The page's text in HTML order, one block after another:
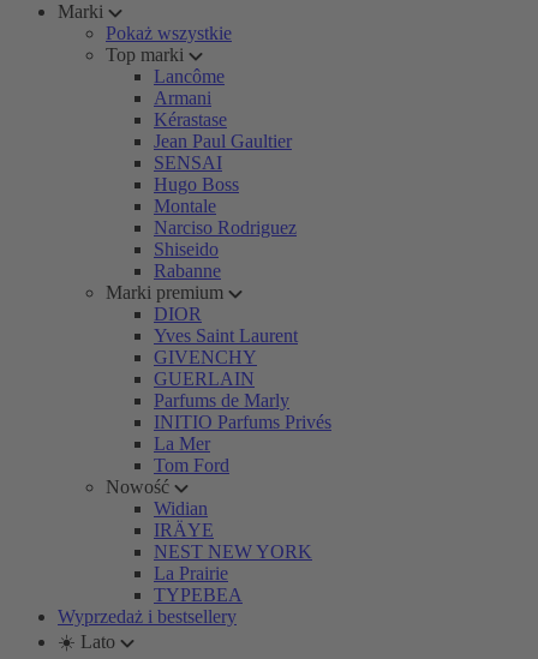
Marki
Pokaż wszystkie
Top marki
Lancôme
Armani
Kérastase
Jean Paul Gaultier
SENSAI
Hugo Boss
Montale
Narciso Rodriguez
Shiseido
Rabanne
Marki premium
DIOR
Yves Saint Laurent
GIVENCHY
GUERLAIN
Parfums de Marly
INITIO Parfums Privés
La Mer
Tom Ford
Nowość
Widian
IRÄYE
NEST NEW YORK
La Prairie
TYPEBEA
Wyprzedaż i bestsellery
☀️ Lato